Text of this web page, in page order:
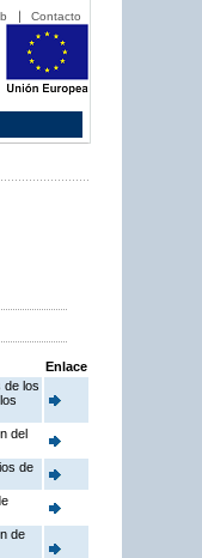
Contacto
Enlace
de los
del
de
de